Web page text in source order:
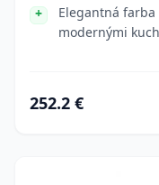
Elegantná
modernými
252.2 €